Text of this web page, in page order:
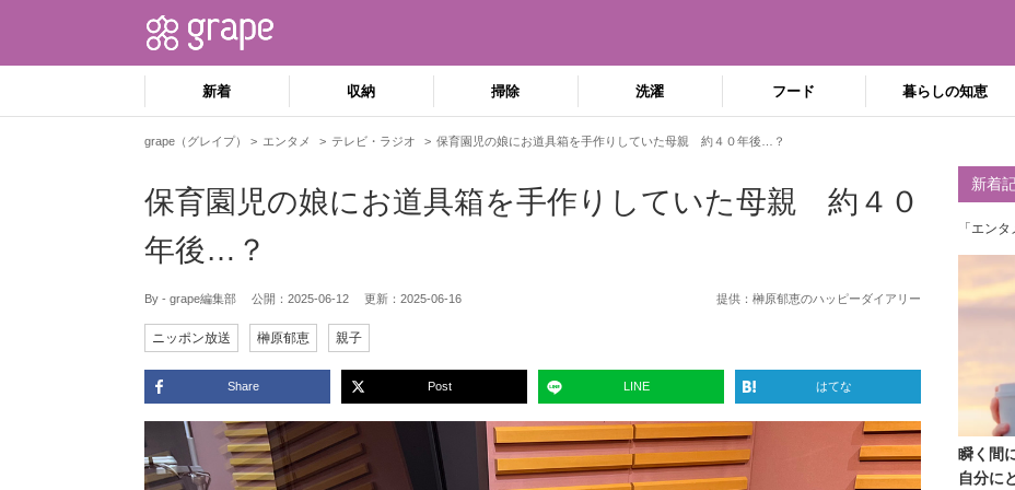
新着 収納 掃除 洗濯 フード 暮らしの知恵
grape（グレイプ） エンタメ テレビ・ラジオ 保育園児の娘にお道具箱を手作りしていた母親 約４０年後…？
保育園児の娘にお道具箱を手作りしていた母親 約４０
年後…？
提供： 榊原郁恵のハッピーダイアリー
By - grape編集部 公開： 2025-06-12 更新： 2025-06-16
ニッポン放送 榊原郁恵 親子
Share Post LINE はてな
新着
「エン
瞬く間
自分に